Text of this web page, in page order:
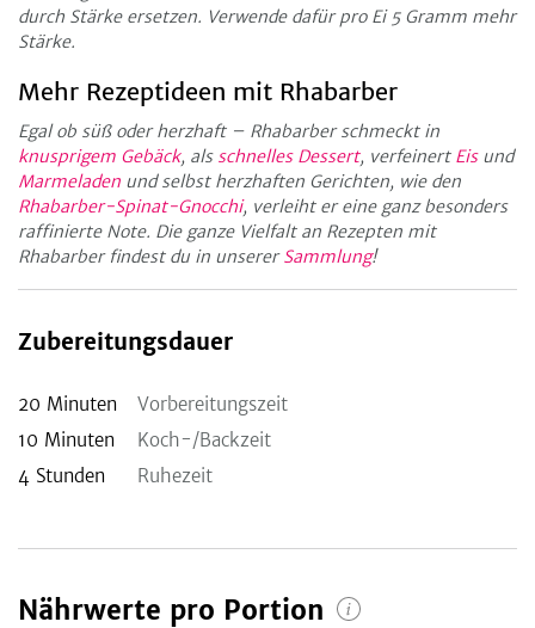
durch Stärke ersetzen. Verwende dafür pro Ei 5 Gramm mehr
Stärke.
Mehr Rezeptideen mit Rhabarber
Egal ob süß oder herzhaft – Rhabarber schmeckt in
knusprigem Gebäck, als schnelles Dessert, verfeinert Eisund
Marmeladen und selbst herzhaften Gerichten, wie den
Rhabarber-Spinat-Gnocchi, verleiht er eine ganz besonders
raffinierte Note. Die ganze Vielfalt an Rezepten mit
Rhabarber findest du in unsererSammlung!
Zubereitungsdauer
20 Minuten
Vorbereitungszeit
10 Minuten
Koch-/Backzeit
4 Stunden Ruhezeit
Nährwerte pro Portion